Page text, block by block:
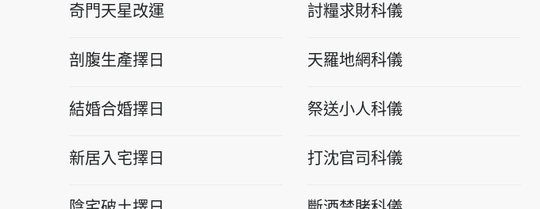
奇門天星改運
剖腹生產擇日
結婚合婚擇日
新居入宅擇日
討糧求財科儀
天羅地網科儀
祭送小人科儀
打沈官司科儀